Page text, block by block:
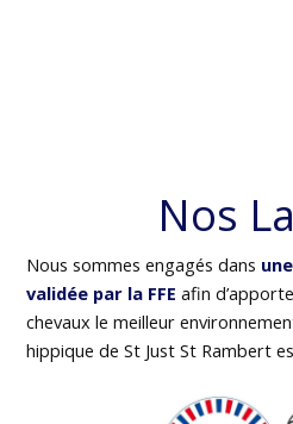
Nos
Nous sommes engagés dans
validée par la FFE afin
chevaux le meilleur
hippique de St Just St Rambert